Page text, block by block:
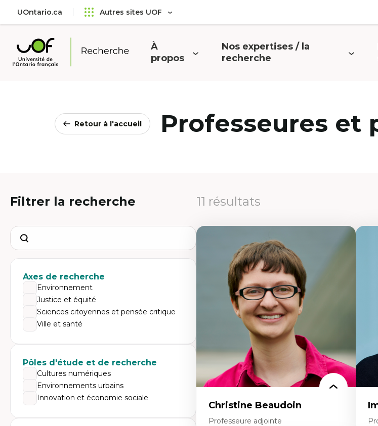
principal
UOntario.ca Autres sites UOF
Université
Ouvrir
À
propos
Ouvrir
Nos expertises / la
recherche
Retour à l'accueil Professeures et
Filtrer la recherche
Search
Axes de recherche
Environnement
Justice et équité
Sciences citoyennes et pensée critique
Ville et santé
Pôles d'étude et de recherche
Cultures numériques
Environnements urbains
Innovation et économie sociale
11 résultats
Christine Beaudoin
Professeure adjointe